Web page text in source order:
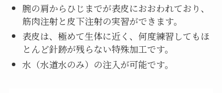
腕の肩からひじまでが表皮におおわれており、
筋肉注射と皮下注射の実習ができます。
表皮は、極めて生体に近く、何度練習してもほ
とんど針跡が残らない特殊加工です。
水（水道水のみ）の注入が可能です。